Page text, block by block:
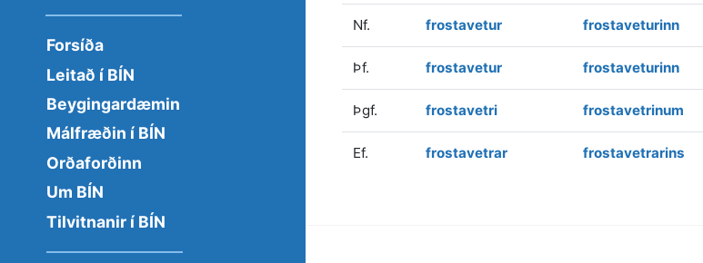
Forsíða
Leitað í BÍN
Beygingardæmin
Málfræðin í BÍN
Orðaforðinn
Um BÍN
Tilvitnanir í BÍN
Nf. frostavetur frostaveturinn
Þf. frostavetur frostaveturinn
Þgf. frostavetri frostavetrinum
Ef. frostavetrar frostavetrarins